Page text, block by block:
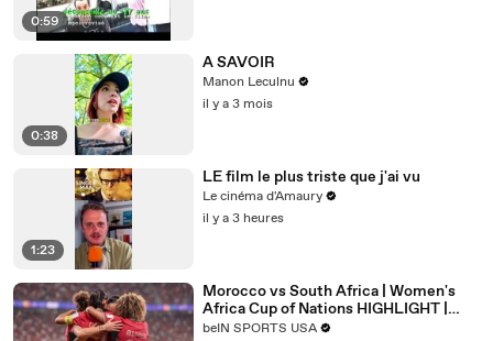
0:59
0:38
A SAVOIR
Manon Leculnu
il y a 3 mois
1:23
LE film le plus triste que j'ai vu
Le cinéma d'Amaury
il y a 3 heures
Morocco vs South Africa | Women's
Africa Cup of Nations HIGHLIGHT |
08/08/2026 | beIN Sports USA
beIN SPORTS USA